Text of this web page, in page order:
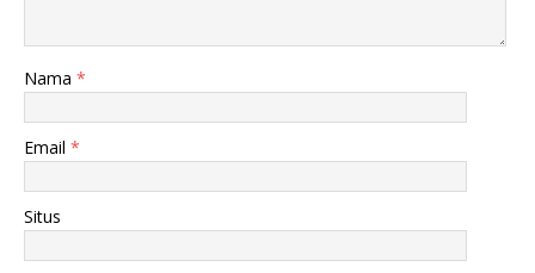
Nama *
Email *
Situs